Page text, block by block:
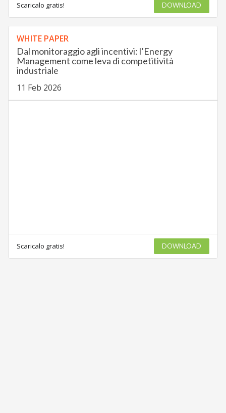
Scaricalo gratis! DOWNLOAD
WHITE PAPER
Dal monitoraggio agli incentivi: l’Energy
Management come leva di competitività
industriale
11 Feb 2026
Scaricalo gratis! DOWNLOAD